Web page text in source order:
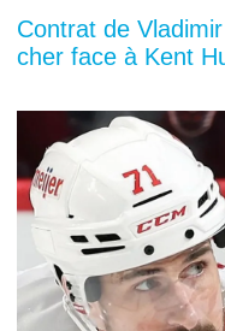
Contrat de
cher face à Kent